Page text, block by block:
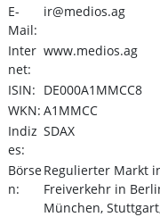
E-
Mail:
ir@medios.ag
Inter
net:
www.medios.ag
ISIN: DE000A1MMCC8
WKN: A1MMCC
Indiz
es:
SDAX
Börse
n:
Regulierter Markt
Freiverkehr in
München,